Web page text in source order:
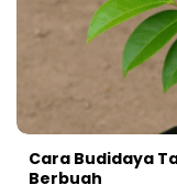
Cara Budidaya
Berbuah